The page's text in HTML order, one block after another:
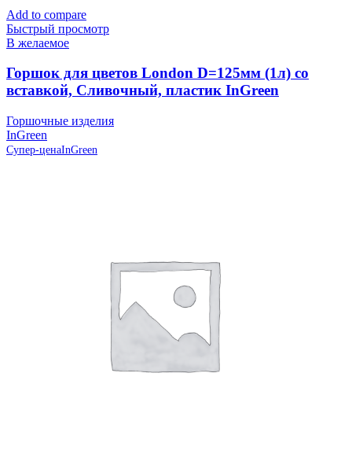
Add to compare
Быстрый просмотр
В желаемое
Горшок для цветов London D=125мм (1л) со
вставкой, Сливочный, пластик InGreen
Горшочные изделия
InGreen
Супер-ценаInGreen